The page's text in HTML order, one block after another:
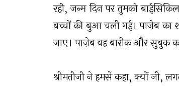
रही, जन्म दिन पर तुमको
बच्चों की बुआ चली गई। पाज़ेब का
जाए। पाज़ेब वह बारीक और सुबुक
श्रीमतीजी ने हमसे कहा, क्यों जी,